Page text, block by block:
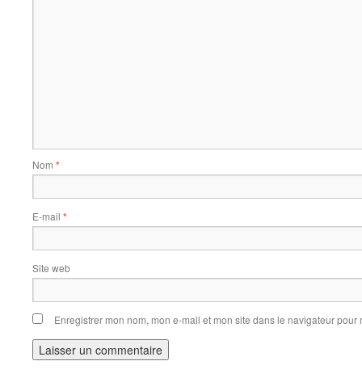
Nom *
E-mail *
Site web
Enregistrer mon nom, mon e-mail et mon site dans le navigateur